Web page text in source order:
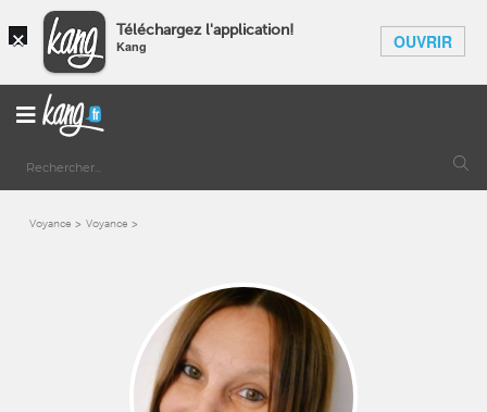
× Téléchargez l'application!
Kang OUVRIR
Voyance Voyance